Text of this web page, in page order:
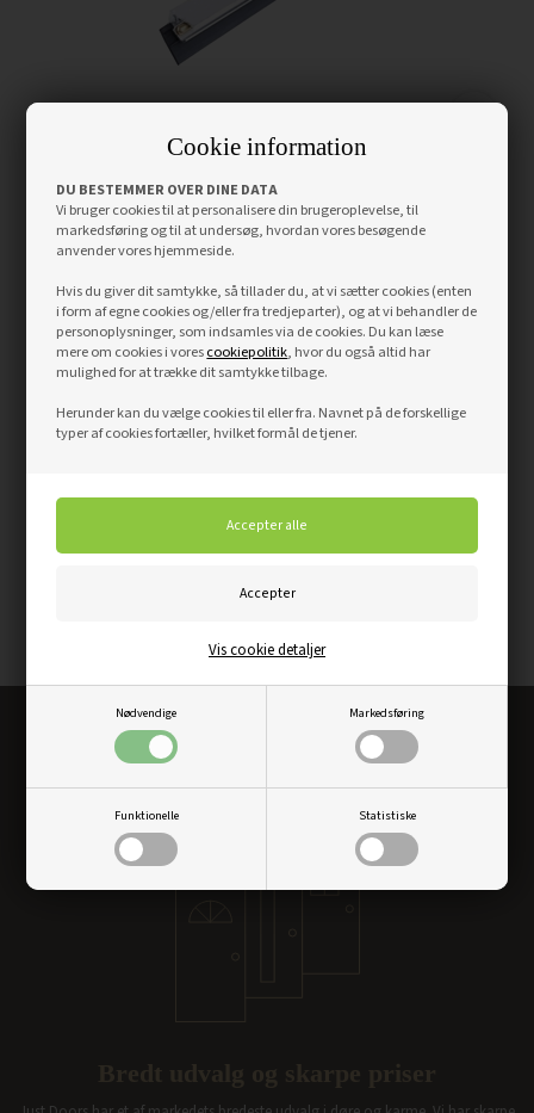
Cookie information
DU BESTEMMER OVER DINE DATA
Vi bruger cookies til at personalisere din brugeroplevelse, til
markedsføring og til at undersøg, hvordan vores besøgende
anvender vores hjemmeside.
Hvis du giver dit samtykke, så tillader du, at vi sætter cookies (enten
i form af egne cookies og/eller fra tredjeparter), og at vi behandler de
personoplysninger, som indsamles via de cookies. Du kan læse
mere om cookies i vorescookiepolitik, hvor du også altid har
mulighed for at trække dit samtykke tilbage.
Herunder kan du vælge cookies til eller fra. Navnet på de forskellige
typer af cookies fortæller, hvilket formål de tjener.
Nødvendige Markedsføring
Funktionelle Statistiske
Vis cookie detaljer
Altid det bedste dørkøb